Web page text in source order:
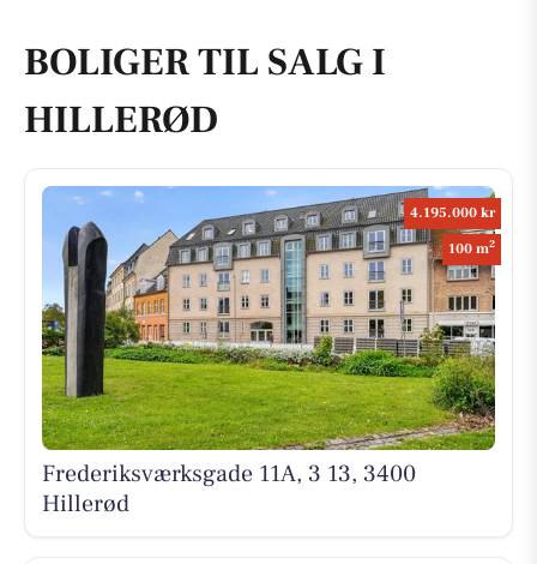
BOLIGER TIL SALG I
HILLERØD
4.195.000 kr
100 m2
Frederiksværksgade 11A, 3 13, 3400
Hillerød